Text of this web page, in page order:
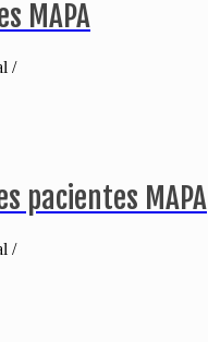
MAPA
/
pacientes MAPA
/